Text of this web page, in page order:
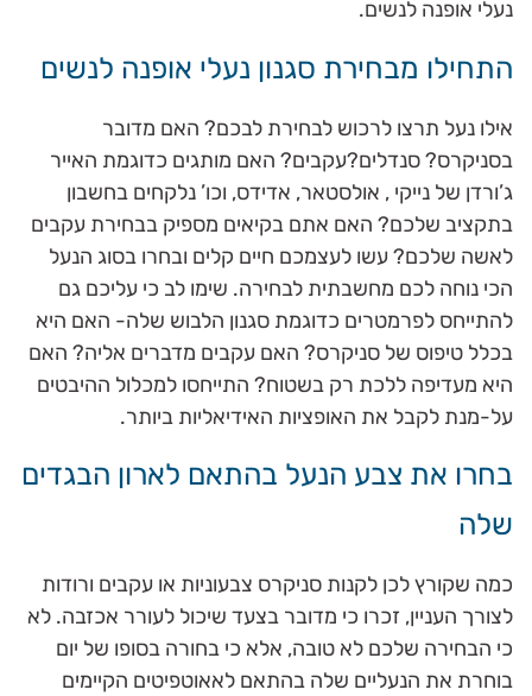
נעלי אופנה לנשים.
התחילו מבחירת סגנון נעלי אופנה לנשים
אילו נעל תרצו לרכוש לבחירת לבכם? האם מדובר
בסניקרס? סנדלים?עקבים? האם מותגים כדוגמת האייר
ג’ורדן של נייקי , אולסטאר, אדידס, וכו’ נלקחים בחשבון
בתקציב שלכם? האם אתם בקיאים מספיק בבחירת עקבים
לאשה שלכם? עשו לעצמכם חיים קלים ובחרו בסוג הנעל
הכי נוחה לכם מחשבתית לבחירה. שימו לב כי עליכם גם
להתייחס לפרמטרים כדוגמת סגנון הלבוש שלה- האם היא
בכלל טיפוס של סניקרס? האם עקבים מדברים אליה? האם
היא מעדיפה ללכת רק בשטוח? התייחסו למכלול ההיבטים
על-מנת לקבל את האופציות האידיאליות ביותר.
בחרו את צבע הנעל בהתאם לארון הבגדים
שלה
כמה שקורץ לכן לקנות סניקרס צבעוניות או עקבים ורודות
לצורך העניין, זכרו כי מדובר בצעד שיכול לעורר אכזבה. לא
כי הבחירה שלכם לא טובה, אלא כי בחורה בסופו של יום
בוחרת את הנעליים שלה בהתאם לאאוטפיטים הקיימים